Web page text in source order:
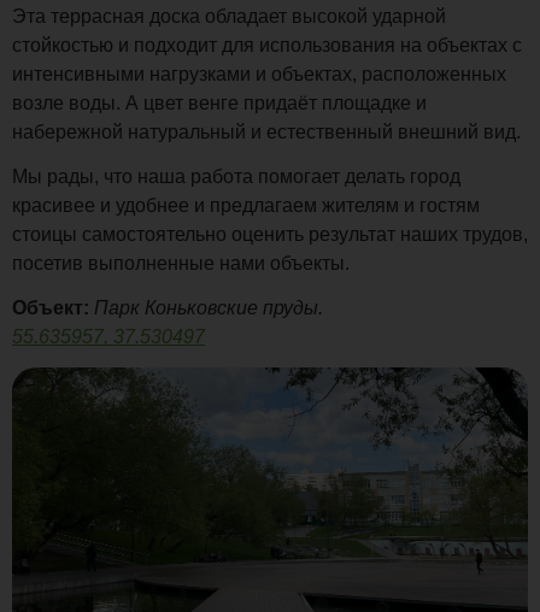
Эта террасная доска обладает высокой ударной
стойкостью и подходит для использования на объектах с
интенсивными нагрузками и объектах, расположенных
возле воды. А цвет венге придаёт площадке и
набережной натуральный и естественный внешний вид.
Мы рады, что наша работа помогает делать город
красивее и удобнее и предлагаем жителям и гостям
стоицы самостоятельно оценить результат наших трудов,
посетив выполненные нами объекты.
Объект: Парк Коньковские пруды.
55.635957, 37.530497